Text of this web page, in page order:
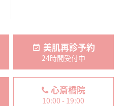
美肌再診予約
24時間受付中
心斎橋院
10:00 - 19:00